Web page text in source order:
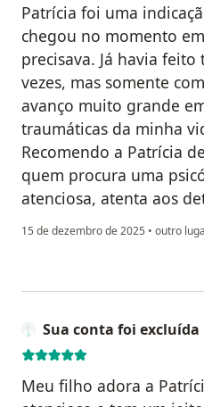
Patrícia foi uma
chegou no momento
precisava. Já havia
vezes, mas somente
avanço muito grande
traumáticas da minha
Recomendo a Patrícia
quem procura uma
atenciosa, atenta aos
15 de dezembro de 2025 • outro
Sua conta foi excluída
Meu filho adora a